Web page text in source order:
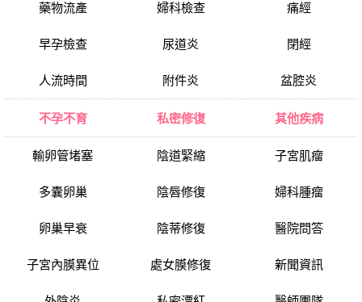
藥物流產
早孕檢查
人流時間
婦科檢查
尿道炎
附件炎
痛經
閉經
盆腔炎
不孕不育
輸卵管堵塞
多囊卵巢
卵巢早衰
子宮內膜異位
私密修復
陰道緊縮
陰唇修復
陰蒂修復
處女膜修復
其他疾病
子宮肌瘤
婦科腫瘤
醫院問答
新聞資訊